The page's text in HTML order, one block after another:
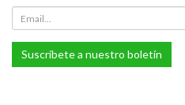
Suscríbete a nuestro boletín